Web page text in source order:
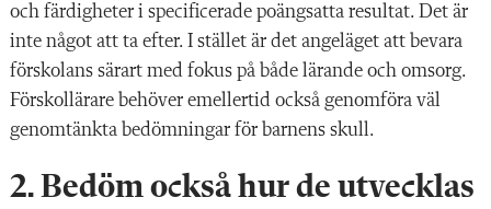
och färdigheter i specificerade poängsatta resultat. Det är
inte något att ta efter. I stället är det angeläget att bevara
förskolans särart med fokus på både lärande och omsorg.
Förskollärare behöver emellertid också genomföra väl
genomtänkta bedömningar för barnens skull.
2. Bedöm också hur de utvecklas